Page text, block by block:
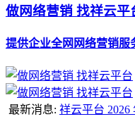
做网络营销 找祥云平
提供企业全网网络营销服
最新消息: 祥云平台